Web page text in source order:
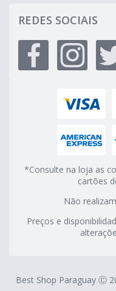
REDES SOCIAIS
*Consulte na loja as
cartões
Não
Preços e
Best Shop Paraguay Ⓒ